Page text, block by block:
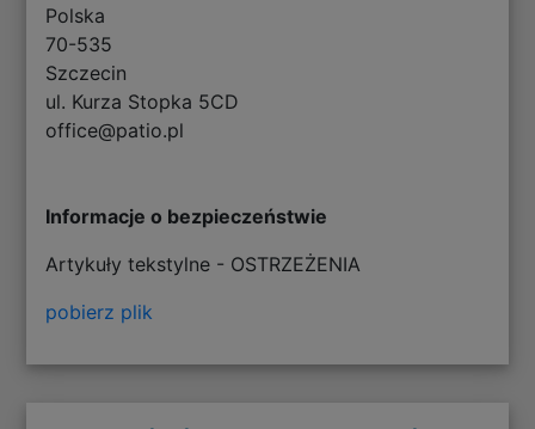
Polska
70-535
Szczecin
ul. Kurza Stopka 5CD
office@patio.pl
Informacje o bezpieczeństwie
Artykuły tekstylne - OSTRZEŻENIA
pobierz plik